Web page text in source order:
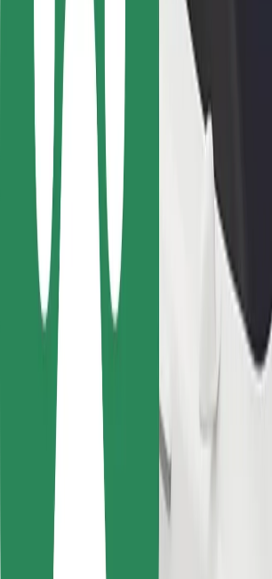
Pro cestující
Pro řidiče
Pro kurýry
Bolt Food
Pro flotilové partnery
Pro restaurace
Bolt for Business
Jiné
Partneři
Obchodní podmínky
Zabezpečení
Jízda za pár minut!
Stáhněte si aplikaci Bolt
Objevte své oblíbené jídlo!
Stáhněte si aplikaci Bolt Food